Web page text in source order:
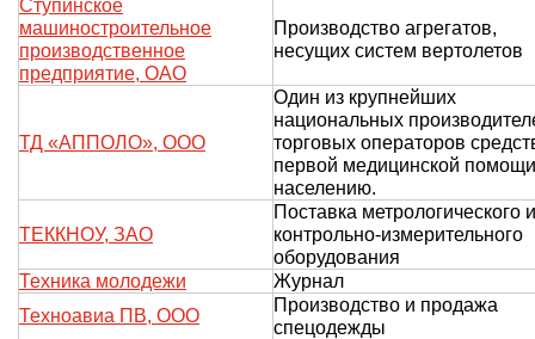
Ступинское
машиностроительное
производственное
предприятие, ОАО
Производство агрегатов,
несущих систем вертолетов
ТД «АППОЛО», ООО
Один из крупнейших
национальных
торговых операторов
первой медицинской помощи
населению.
ТЕККНОУ, ЗАО
Поставка метрологического и
контрольно-измерительного
оборудования
Техника молодежи
Журнал
Техноавиа ПВ, ООО
Производство и продажа
спецодежды